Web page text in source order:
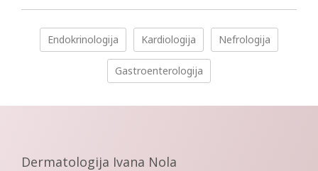
Endokrinologija Kardiologija Nefrologija
Gastroenterologija
Dermatologija Ivana Nola